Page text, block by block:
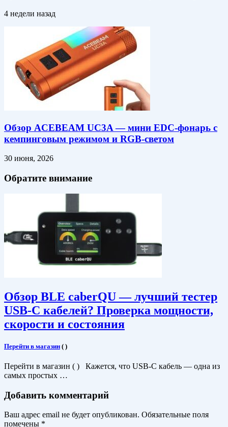
4 недели назад
Обзор ACEBEAM UC3A — мини EDC-фонарь с
кемпинговым режимом и RGB-светом
30 июня, 2026
Обратите внимание
Обзор BLE caberQU — лучший тестер
USB-C кабелей? Проверка мощности,
скорости и состояния
Перейти в магазин ( )
Перейти в магазин ( ) Кажется, что USB-C кабель — одна из
самых простых …
Добавить комментарий
Ваш адрес email не будет опубликован. Обязательные поля
помечены *